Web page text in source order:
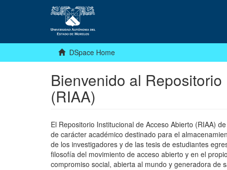
DSpace Home
Bienvenido al
(RIAA)
El Repositorio Institucional de Acceso Abierto (RIAA)
de carácter académico destinado para el
de los investigadores y de las tesis de estudiantes
filosofía del movimiento de acceso abierto y en el
compromiso social, abierta al mundo y generadora de